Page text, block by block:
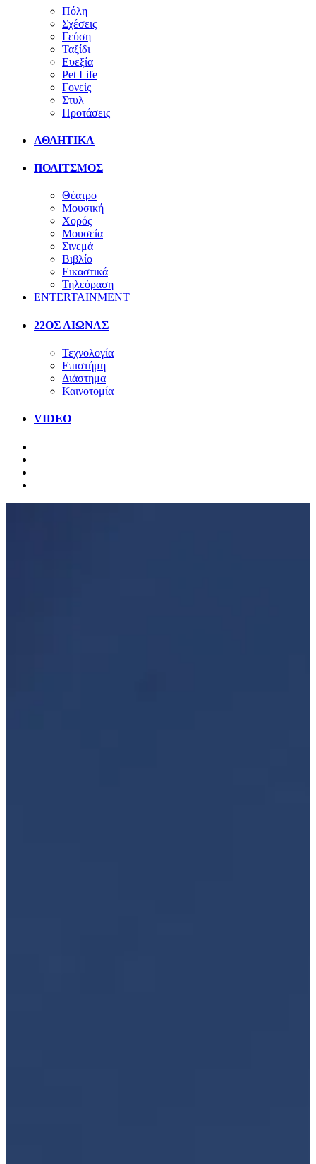
Πόλη
Σχέσεις
Γεύση
Ταξίδι
Ευεξία
Pet Life
Γονείς
Στυλ
Προτάσεις
ΑΘΛΗΤΙΚΑ
ΠΟΛΙΤΣΜΟΣ
Θέατρο
Μουσική
Χορός
Μουσεία
Σινεμά
Βιβλίο
Εικαστικά
Τηλεόραση
ENTERTAINMENT
22ΟΣ ΑΙΩΝΑΣ
Τεχνολογία
Επιστήμη
Διάστημα
Καινοτομία
VIDEO